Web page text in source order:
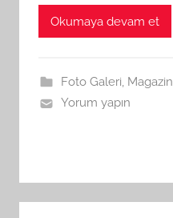
Okumaya devam et
Foto Galeri, Magazin
Yorum yapın